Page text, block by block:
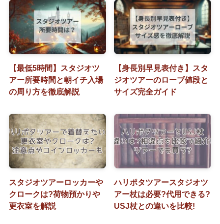
【最低5時間】スタジオツ
アー所要時間と朝イチ入場
の周り方を徹底解説
【身長別早見表付き】スタ
ジオツアーのローブ値段と
サイズ完全ガイド
スタジオツアーロッカーや
クロークは?荷物預かりや
更衣室を解説
ハリポタツアースタジオツ
アー杖は必要?代用できる?
USJ杖との違いを比較!